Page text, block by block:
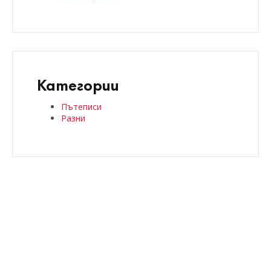
Категории
Пътеписи
Разни